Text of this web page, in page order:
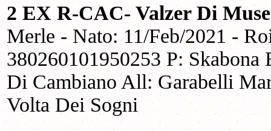
2 EX R-CAC- Valzer Di
Merle - Nato: 11/Feb/2021 -
380260101950253 P:
Di Cambiano All: Garabelli
Volta Dei Sogni